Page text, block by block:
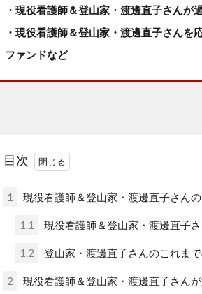
・現役看護師＆登山家・渡邊直子さんが
・現役看護師＆登山家・渡邊直子さんを
ファンドなど
目次
1 現役看護師＆登山家・渡邊直子さん
1.1 現役看護師＆登山家・渡邊直子
1.2 登山家・渡邊直子さんのこれま
2 現役看護師＆登山家・渡邊直子さん